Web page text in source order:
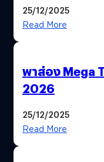
25/12/2025
Read More
พาส่อง Mega
2026
25/12/2025
Read More